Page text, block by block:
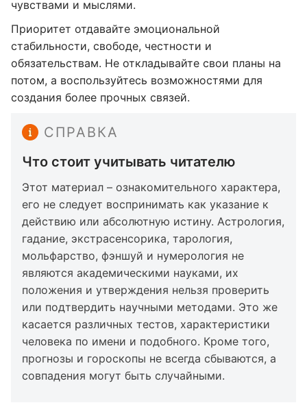
чувствами и мыслями.
Приоритет отдавайте эмоциональной
стабильности, свободе, честности и
обязательствам. Не откладывайте свои планы на
потом, а воспользуйтесь возможностями для
создания более прочных связей.
СПРАВКА
Что стоит учитывать читателю
Этот материал – ознакомительного характера,
его не следует воспринимать как указание к
действию или абсолютную истину. Астрология,
гадание, экстрасенсорика, тарология,
мольфарство, фэншуй и нумерология не
являются академическими науками, их
положения и утверждения нельзя проверить
или подтвердить научными методами. Это же
касается различных тестов, характеристики
человека по имени и подобного. Кроме того,
прогнозы и гороскопы не всегда сбываются, а
совпадения могут быть случайными.